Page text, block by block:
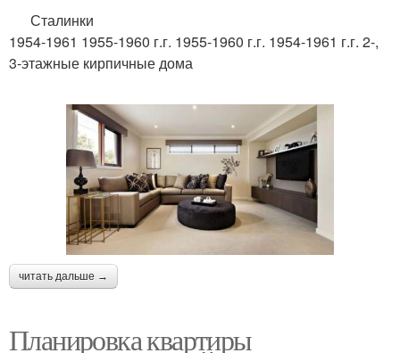
Сталинки
1954-1961 1955-1960 г.г. 1955-1960 г.г. 1954-1961 г.г. 2-,
3-этажные кирпичные дома
читать дальше →
Планировка квартиры